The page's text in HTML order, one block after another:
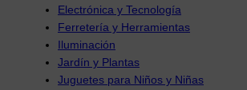
Electrónica y Tecnología
Ferretería y Herramientas
Iluminación
Jardín y Plantas
Juguetes para Niños y Niñas